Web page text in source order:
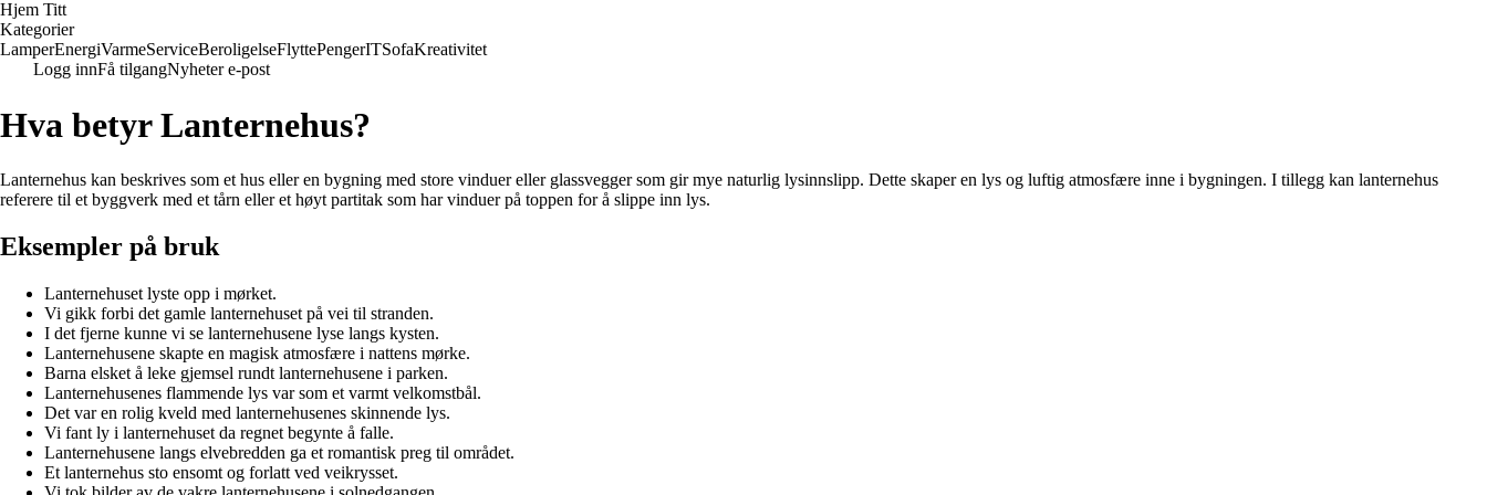
Hjem Titt
Kategorier
LamperEnergiVarmeServiceBeroligelseFlyttePengerITSofaKreativitet
Logg innFå tilgangNyheter e-post
Hva betyr Lanternehus?
Lanternehus kan beskrives som et hus eller en bygning med store vinduer eller glassvegger som gir mye naturlig lysinnslipp. Dette skaper en lys og luftig atmosfære inne i bygningen. I tillegg kan lanternehus
referere til et byggverk med et tårn eller et høyt partitak som har vinduer på toppen for å slippe inn lys.
Eksempler på bruk
Lanternehuset lyste opp i mørket.
Vi gikk forbi det gamle lanternehuset på vei til stranden.
I det fjerne kunne vi se lanternehusene lyse langs kysten.
Lanternehusene skapte en magisk atmosfære i nattens mørke.
Barna elsket å leke gjemsel rundt lanternehusene i parken.
Lanternehusenes flammende lys var som et varmt velkomstbål.
Det var en rolig kveld med lanternehusenes skinnende lys.
Vi fant ly i lanternehuset da regnet begynte å falle.
Lanternehusene langs elvebredden ga et romantisk preg til området.
Et lanternehus sto ensomt og forlatt ved veikrysset.